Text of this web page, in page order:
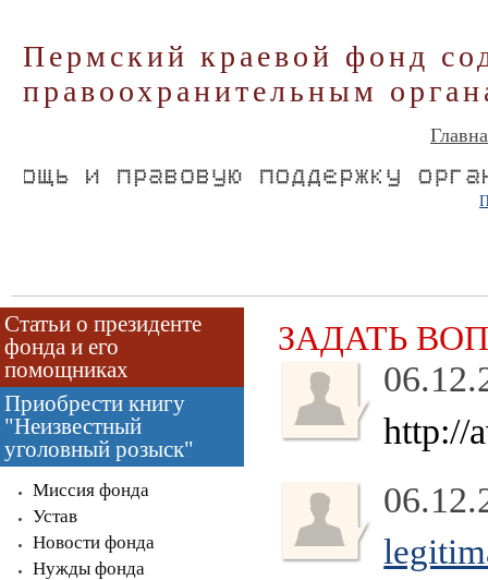
Пермский краевой фонд
правоохранительным
Статьи о президенте
фонда и его
помощниках
Приобрести книгу
"Неизвестный
уголовный розыск"
Миссия фонда
Устав
Новости фонда
Нужды фонда
ЗАДАТЬ
http://